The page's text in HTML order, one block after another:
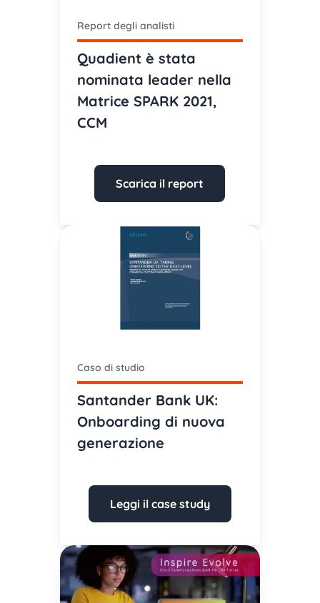
Report degli analisti
Quadient è stata
nominata leader nella
Matrice SPARK 2021,
CCM
Scarica il report
Caso di studio
Santander Bank UK:
Onboarding di nuova
generazione
Leggi il case study